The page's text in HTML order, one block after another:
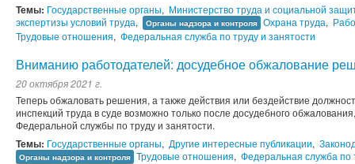
Темы: Государственные органы, Министерство труда и социальной
экспертизы условий труда, Органы надзора и контроля Охрана труда,
Трудовые отношения, Федеральная служба по труду и занятости
Вниманию работодателей: досудебное обжалование
20 октября 2021 г.
Теперь обжаловать решения, а также действия или бездействие
инспекций труда в суде возможно только после досудебного
Федеральной службы по труду и занятости.
Темы: Государственные органы, Другие интересные публикации,
Органы надзора и контроля Трудовые отношения, Федеральная служба по